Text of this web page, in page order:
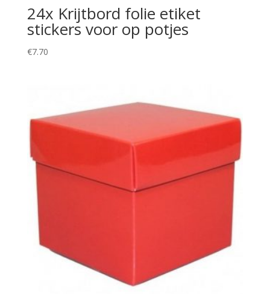
24x Krijtbord folie etiket
stickers voor op potjes
€7.70